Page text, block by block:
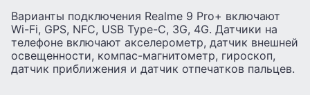
Варианты подключения Realme 9 Pro+ включают
Wi-Fi, GPS, NFC, USB Type-C, 3G, 4G. Датчики на
телефоне включают акселерометр, датчик внешней
освещенности, компас-магнитометр, гироскоп,
датчик приближения и датчик отпечатков пальцев.